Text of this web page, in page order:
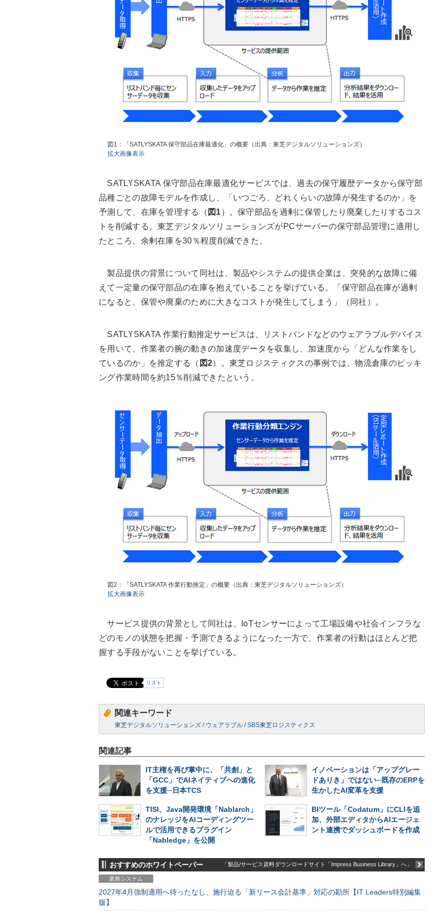
図1：「SATLYSKATA 保守部品在庫最適化」の概要（出典：東芝デジタルソリューションズ）
拡大画像表示
SATLYSKATA 保守部品在庫最適化サービスでは、過去の保守履歴データから保守部
品種ごとの故障モデルを作成し、「いつごろ、どれくらいの故障が発生するのか」を
予測して、在庫を管理する（ 図1）。保守部品を過剰に保管したり廃棄したりするコス
トを削減する。東芝デジタルソリューションズがPCサーバーの保守部品管理に適用し
たところ、余剰在庫を30％程度削減できた。
製品提供の背景について同社は、製品やシステムの提供企業は、突発的な故障に備
えて一定量の保守部品の在庫を抱えていることを挙げている。「保守部品在庫が過剰
になると、保管や廃棄のために大きなコストが発生してしまう」（同社）。
SATLYSKATA 作業行動推定サービスは、リストバンドなどのウェアラブルデバイス
を用いて、作業者の腕の動きの加速度データを収集し、加速度から「どんな作業をし
ているのか」を推定する（ 図2）。東芝ロジスティクスの事例では、物流倉庫のピッキ
ング作業時間を約15％削減できたという。
図2：「SATLYSKATA 作業行動推定」の概要（出典：東芝デジタルソリューションズ）
拡大画像表示
サービス提供の背景として同社は、IoTセンサーによって工場設備や社会インフラな
どのモノの状態を把握・予測できるようになった一方で、作業者の行動はほとんど把
握する手段がないことを挙げている。
リスト
関連キーワード
東芝デジタルソリューションズ / ウェアラブル /SBS東芝ロジスティクス
関連記事
IT主権を再び掌中に、「共創」と
「GCC」でAIネイティブへの進化
を支援─日本TCS
イノベーションは「アップグレー
ドありき」ではない─既存のERPを
生かしたAI変革を支援
TISI、Java開発環境「Nablarch」
のナレッジをAIコーディングツー
ルで活用できるプラグイン
「Nabledge」を公開
BIツール「Codatum」にCLIを追
加、外部エディタからAIエージェ
ント連携でダッシュボードを作成
おすすめのホワイトペーパー 「製品/サービス資料ダウンロードサイト「Impress Business Library」へ」
業務システム
2027年4月強制適用へ待ったなし、施行迫る「新リース会計基準」対応の勘所【IT Leaders特別編集
版】